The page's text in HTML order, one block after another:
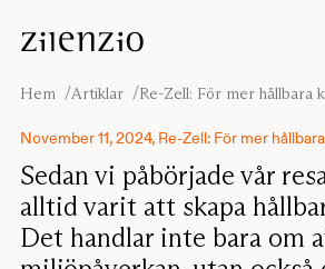
Insikter
Ljudberäknaren
Om oss
Ljudmiljöer
Inspiration
Projekt
Formgivare
Golvskärmar
Väggabsorbenter
Sittmöbler
Pro
Studio
Hem Artiklar Re-Zell: För mer hållbara
November 11, 2024, Re-Zell: För mer
Sedan vi påbörjade vår
alltid varit att skapa
Det handlar inte bara om